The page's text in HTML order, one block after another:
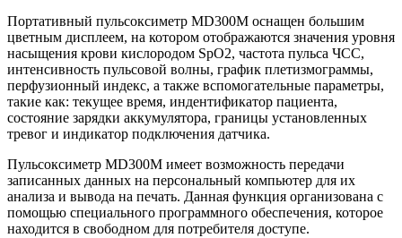
Портативный пульсоксиметр MD300M оснащен большим
цветным дисплеем, на котором отображаются значения уровня
насыщения крови кислородом SpO2, частота пульса ЧСС,
интенсивность пульсовой волны, график плетизмограммы,
перфузионный индекс, а также вспомогательные параметры,
такие как: текущее время, индентификатор пациента,
состояние зарядки аккумулятора, границы установленных
тревог и индикатор подключения датчика.
Пульсоксиметр MD300M имеет возможность передачи
записанных данных на персональный компьютер для их
анализа и вывода на печать. Данная функция организована с
помощью специального программного обеспечения, которое
находится в свободном для потребителя доступе.